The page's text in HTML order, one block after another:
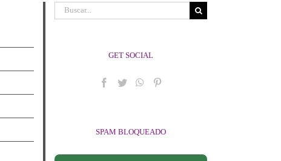
Buscar:
GET SOCIAL
SPAM BLOQUEADO